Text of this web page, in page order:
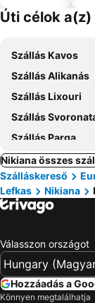
Úti célok a(z)
Szállás Kavos
Szállás Alikanás
Szállás Lixouri
Szállás
Szállás Parga
Nikiana összes
Szálláskereső
Lefkas
Nikiana
Válasszon országot
Hozzáadás a
Könnyen megtalálhatja